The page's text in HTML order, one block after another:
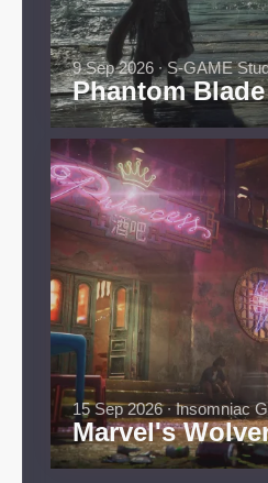
Phantom
9 Sep 2026 ∙ S-GAME
Marvel's
15 Sep 2026 ∙ Insomniac